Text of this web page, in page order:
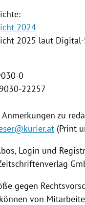
2024
2025 laut
0
22257
Anmerkungen zu
(Print
Login und
gegen
von